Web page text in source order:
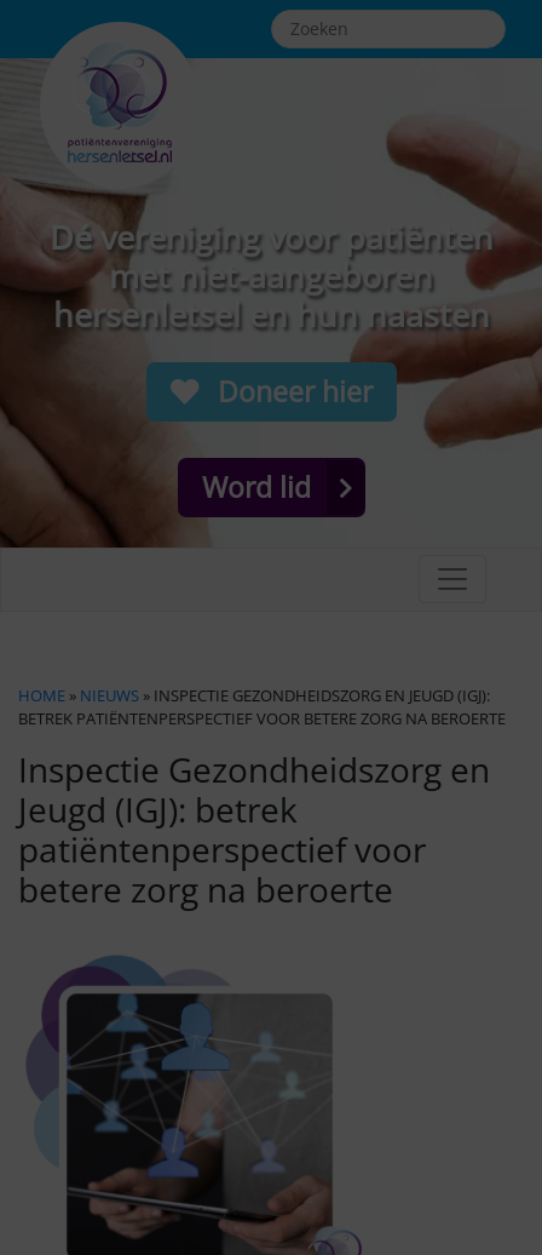
Dé vereniging voor patiënten
met niet-aangeboren
hersenletsel en hun naasten
Doneer hier
Word lid
HOME » NIEUWS » INSPECTIE GEZONDHEIDSZORG EN JEUGD (IGJ):
BETREK PATIËNTENPERSPECTIEF VOOR BETERE ZORG NA BEROERTE
Inspectie Gezondheidszorg en
Jeugd (IGJ): betrek
patiëntenperspectief voor
betere zorg na beroerte